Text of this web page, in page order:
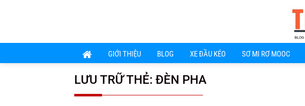
dung
GIỚI THIỆU BLOG XE ĐẦU KÉO SƠ MI RƠ MOOC
LƯU TRỮ THẺ: ĐÈN PHA